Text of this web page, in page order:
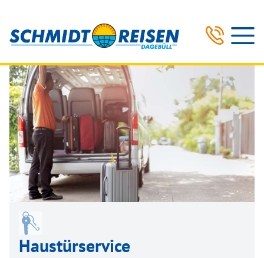
Haustürservice